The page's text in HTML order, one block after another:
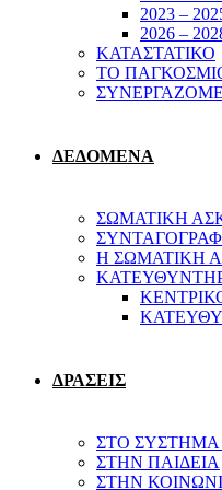
2023 –
2026 –
ΚΑΤΑΣΤΑΤΙΚΟ
ΤΟ ΠΑΓΚΟΣΜΙΟ
ΔΕΔΟΜΕΝΑ
ΣΩΜΑΤΙΚΗ
Η ΣΩΜΑΤΙΚΗ
ΔΡΑΣΕΙΣ
ΣΤΟ ΣΥΣΤΗΜΑ
ΣΤΗΝ ΠΑΙΔΕΙΑ
ΣΤΗΝ